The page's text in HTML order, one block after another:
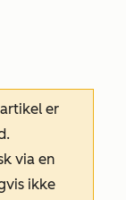
er
via en
ikke